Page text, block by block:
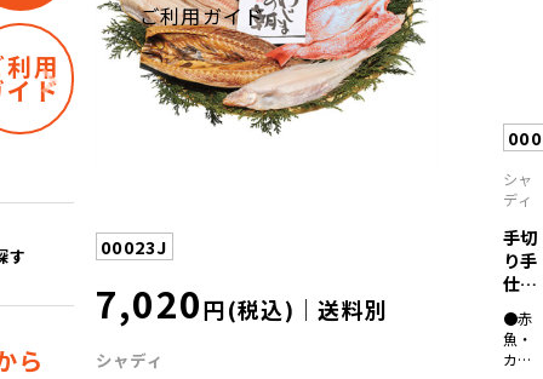
ご利用ガイド
用
ド
す
ら
00023J
7,020円(税込)｜送料別
シャディ
シャ
ディ
手切
り手
仕込
み西
京...
●赤
魚・
カツ